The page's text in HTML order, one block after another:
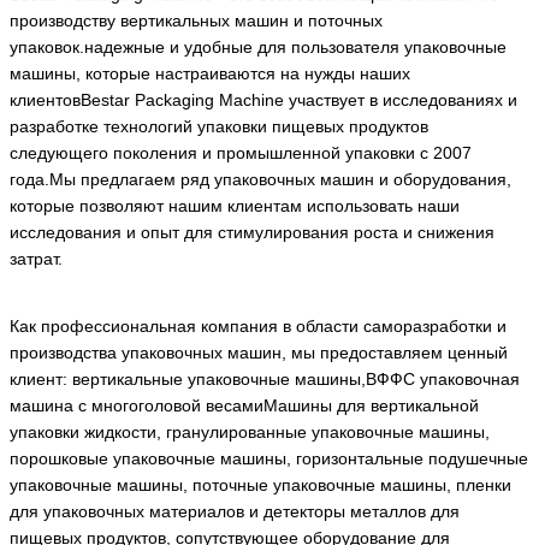
Мы скоро тебе перезвоним!
Отправить
Установка машины на заводе клиента: